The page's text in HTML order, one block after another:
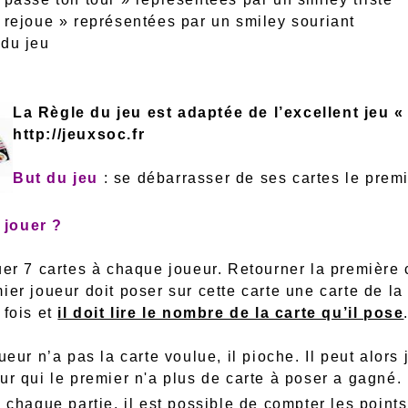
rejoue » représentées par un smiley souriant
jeu
La Règle du jeu est adaptée de l’excellent jeu
http://jeuxsoc.fr
But du jeu : se débarrasser de ses cartes le
jouer ?
7 cartes à chaque joueur. Retourner la
joueur doit poser sur cette carte une carte de
fois et il doit lire le nombre de la carte qu’il pose
n’a pas la carte voulue, il pioche. Il peut
qui le premier n'a plus de carte à poser a gagné.
chaque partie, il est possible de compter les